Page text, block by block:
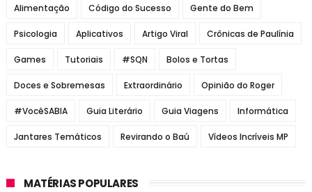
Alimentação Código do Sucesso Gente do Bem
Psicologia Aplicativos Artigo Viral Crônicas de Paulínia
Games Tutoriais #SQN Bolos e Tortas
Doces e Sobremesas Extraordinário Opinião do Roger
#VocêSABIA Guia Literário Guia Viagens Informática
Jantares Temáticos Revirando o Baú Vídeos Incríveis MP
MATÉRIAS POPULARES